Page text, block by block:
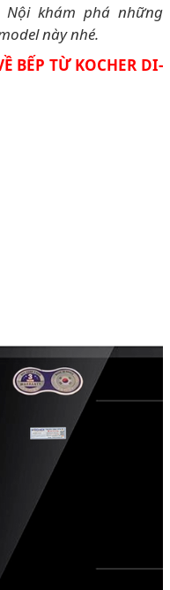
Nội khám phá những
này nhé.
BẾP TỪ KOCHER DI-